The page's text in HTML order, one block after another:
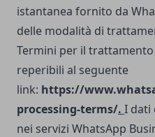
istantanea fornito da
delle modalità di
Termini per il
reperibili al seguente
link: https://
processing-terms/. I dati
nei servizi WhatsApp